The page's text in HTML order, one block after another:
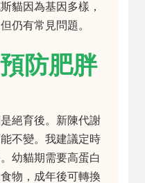
貓因為基因多樣，
仍有常見問題。
防肥胖
絕育後。新陳代謝
不變。我建議定時
幼貓期需要高蛋白
物，成年後可轉換